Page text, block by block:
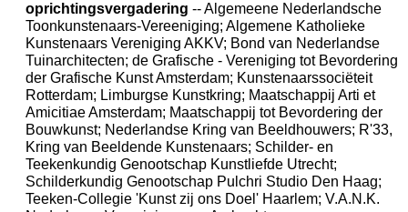
oprichtingsvergadering -- Algemeene Nederlandsche
Toonkunstenaars-Vereeniging; Algemene Katholieke
Kunstenaars Vereniging AKKV; Bond van Nederlandse
Tuinarchitecten; de Grafische - Vereniging tot Bevordering
der Grafische Kunst Amsterdam; Kunstenaarssociëteit
Rotterdam; Limburgse Kunstkring; Maatschappij Arti et
Amicitiae Amsterdam; Maatschappij tot Bevordering der
Bouwkunst; Nederlandse Kring van Beeldhouwers; R'33,
Kring van Beeldende Kunstenaars; Schilder- en
Teekenkundig Genootschap Kunstliefde Utrecht;
Schilderkundig Genootschap Pulchri Studio Den Haag;
Teeken-Collegie 'Kunst zij ons Doel' Haarlem; V.A.N.K.